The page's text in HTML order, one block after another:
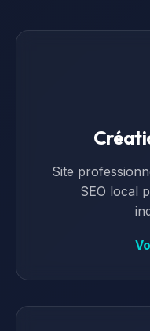
Site
SEO local